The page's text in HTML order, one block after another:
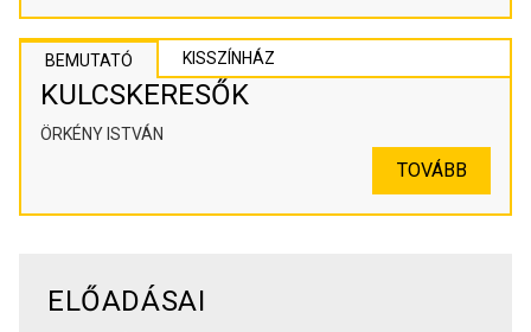
BEMUTATÓ KISSZÍNHÁZ
KULCSKERESŐK
ÖRKÉNY ISTVÁN
TOVÁBB
ELŐADÁSAI